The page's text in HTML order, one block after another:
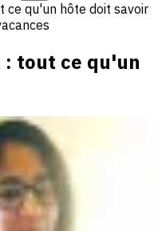
ce qu'un hôte doit savoir
: tout ce qu'un